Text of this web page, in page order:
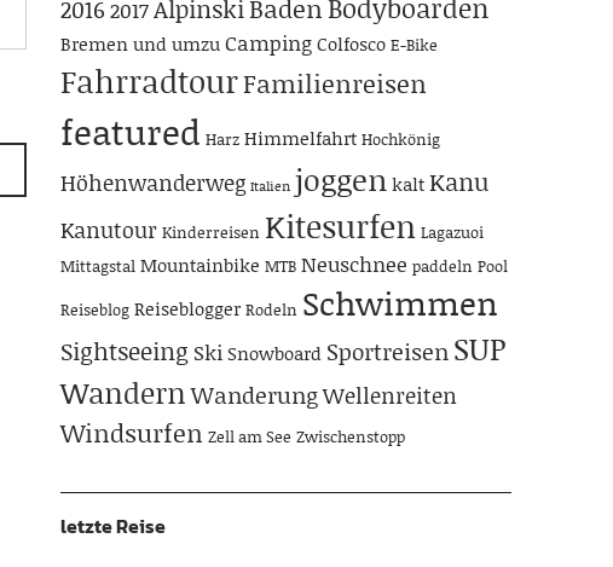
2016 2017AlpinskiBaden Bodyboarden
Bremen und umzuCampingColfosco E-Bike
FahrradtourFamilienreisen
featured Harz Himmelfahrt Hochkönig
Höhenwanderweg Italien joggenkaltKanu
Kanutour Kinderreisen Kitesurfen Lagazuoi
Mittagstal Mountainbike MTB Neuschnee paddeln Pool
Reiseblog Reiseblogger Rodeln Schwimmen
Sightseeing SkiSnowboard SportreisenSUP
WandernWanderungWellenreiten
Windsurfen Zell am See Zwischenstopp
letzte Reise